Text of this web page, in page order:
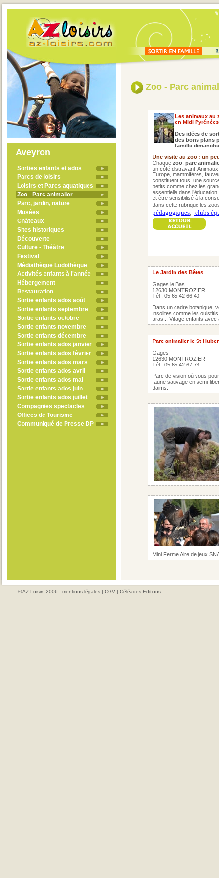
Aveyron
Sorties enfants et ados
Parcs de loisirs
Loisirs et Parcs aquatiques
Zoo - Parc animalier
Parc, jardin, nature
Musées
Châteaux
Sites historiques
Découverte
Culture - Théâtre
Festival
Médiathèque Ludothèque
Activités enfants à l'année
Hébergement
Restauration
Sortie enfants ados août
Sortie enfants septembre
Sortie enfants octobre
Sortie enfants novembre
Sortie enfants décembre
Sortie enfants ados janvier
Sortie enfants ados février
Sortie enfants ados mars
Sortie enfants ados avril
Sortie enfants ados mai
Sortie enfants ados juin
Sortie enfants ados juillet
Compagnies spectacles
Offices de Tourisme
Communiqué de Presse DP
Zoo - Parc
Les animaux au
en Midi Pyrénées
Des idées de
des bons plans
famille
Une visite au zoo : un
Chaque zoo parc
un côté distrayant. Animaux
Europe, mammifères,
constituent tous une
petits comme chez les
essentielle dans
et être sensibilisé à la
dans cette rubrique les
pédagogiques, clubs
Le Jardin des Bêtes
Gages le Bas
12630 MONTROZIER
Tél : 05 65 42 66 40
Dans un cadre botanique,
insolites comme les
aras... Village enfants avec
Parc animalier le St
Gages
12630 MONTROZIER
Tél : 05 65 42 67 73
Parc de vision où vous
faune sauvage en semi-
daims.
Mini Ferme Aire de jeux
© AZ Loisirs 2006 - mentions légales | CGV | Céléades Editions